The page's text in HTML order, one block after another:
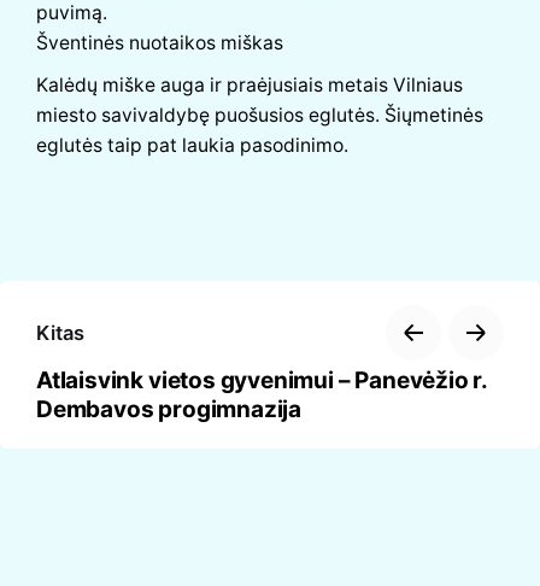
puvimą.
Šventinės nuotaikos miškas
Kalėdų miške auga ir praėjusiais metais Vilniaus
miesto savivaldybę puošusios eglutės. Šiųmetinės
eglutės taip pat laukia pasodinimo.
Kitas
Atlaisvink vietos gyvenimui – Panevėžio r.
Dembavos progimnazija